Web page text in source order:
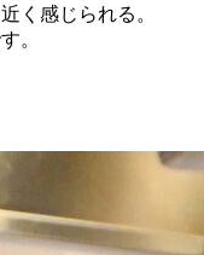
く感じられる。
。